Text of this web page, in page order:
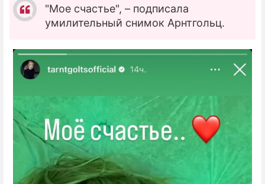
"Мое счастье", – подписала
умилительный снимок Арнтгольц.